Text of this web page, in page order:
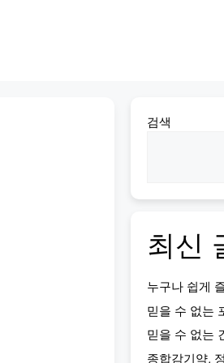
검색
최신
누구나 쉽게
믿을 수 없는
믿을 수 없는
종합감기약,